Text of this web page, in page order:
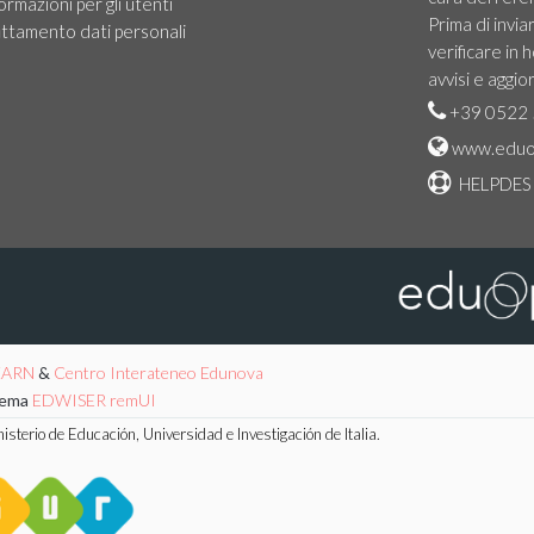
dati personali
Prima di
verificare in
avvisi e
+39 0522
& Centro Interateneo Edunova
EDWISER remUI
de Educación, Universidad e Investigación de Italia.